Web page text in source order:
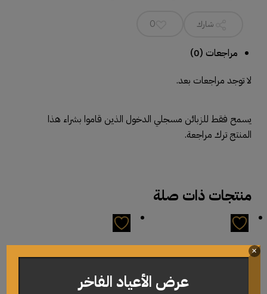
شارك 0
مراجعات (0)
لا توجد مراجعات بعد.
يسمح فقط للزبائن مسجلي الدخول الذين قاموا بشراء هذا
المنتج ترك مراجعة.
منتجات ذات صلة
عرض الأعياد الفاخر
×